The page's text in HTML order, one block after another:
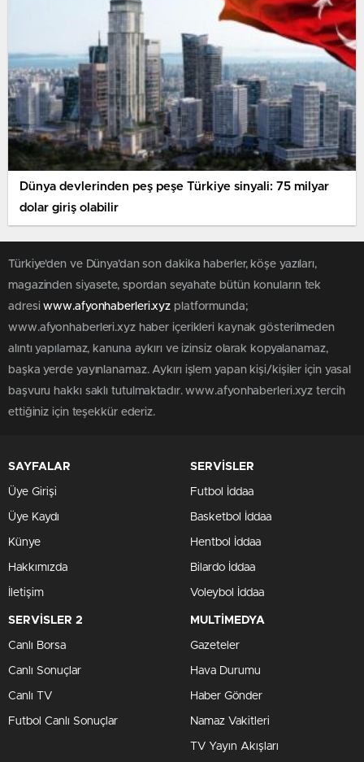
Dünya devlerinden peş peşe Türkiye sinyali: 75 milyar
dolar giriş olabilir
Türkiye'den ve Dünya’dan son dakika haberler, köşe yazıları,
magazinden siyasete, spordan seyahate bütün konuların tek
adresiwww.afyonhaberleri.xyz platformunda;
www.afyonhaberleri.xyz haber içerikleri kaynak gösterilmeden
alıntı yapılamaz, kanuna aykırı ve izinsiz olarak kopyalanamaz,
başka yerde yayınlanamaz. Aykırı işlem yapan kişi/kişiler için yasal
başvuru hakkı saklı tutulmaktadır. www.afyonhaberleri.xyz tercih
ettiğiniz için teşekkür ederiz.
SAYFALAR
Üye Girişi
Üye Kaydı
Künye
Hakkımızda
İletişim
SERVİSLER
Futbol İddaa
Basketbol İddaa
Hentbol İddaa
Bilardo İddaa
Voleybol İddaa
SERVİSLER 2
Canlı Borsa
Canlı Sonuçlar
Canlı TV
Futbol Canlı Sonuçlar
MULTİMEDYA
Gazeteler
Hava Durumu
Haber Gönder
Namaz Vakitleri
TV Yayın Akışları